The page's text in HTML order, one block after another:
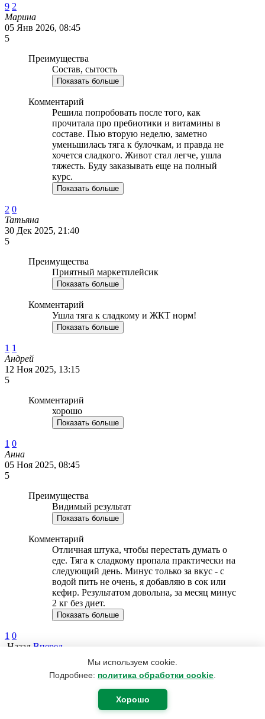
Мы используем cookie.
Подробнее: политика обработки cookie
Хорошо
9 2
Марина
05 Янв 2026, 08:45
5
Преимущества
Состав, сытость
Показать больше
Комментарий
Решила попробовать после того, как
прочитала про пребиотики и витамины в
составе. Пью вторую неделю, заметно
уменьшилась тяга к булочкам, и правда не
хочется сладкого. Живот стал легче, ушла
тяжесть. Буду заказывать еще на полный
курс.
Показать больше
2 0
Татьяна
30 Дек 2025, 21:40
5
Преимущества
Приятный маркетплейсик
Показать больше
Комментарий
Ушла тяга к сладкому и ЖКТ норм!
Показать больше
1 1
Андрей
12 Ноя 2025, 13:15
5
Комментарий
хорошо
Показать больше
1 0
Анна
05 Ноя 2025, 08:45
5
Преимущества
Видимый результат
Показать больше
Комментарий
Отличная штука, чтобы перестать думать о
еде. Тяга к сладкому пропала практически на
следующий день. Минус только за вкус - с
водой пить не очень, я добавляю в сок или
кефир. Результатом довольна, за месяц минус
2 кг без диет.
Показать больше
1 0
Назад Вперед
Оставить отзыв на этот товар
Поделитесь мнением с другими покупателями